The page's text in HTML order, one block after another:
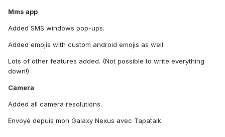
Mms app
Added SMS windows pop-ups.
Added emojis with custom android emojis as well.
Lots of other features added. (Not possible to write everything
down!)
Camera
Added all camera resolutions.
Envoyé depuis mon Galaxy Nexus avec Tapatalk